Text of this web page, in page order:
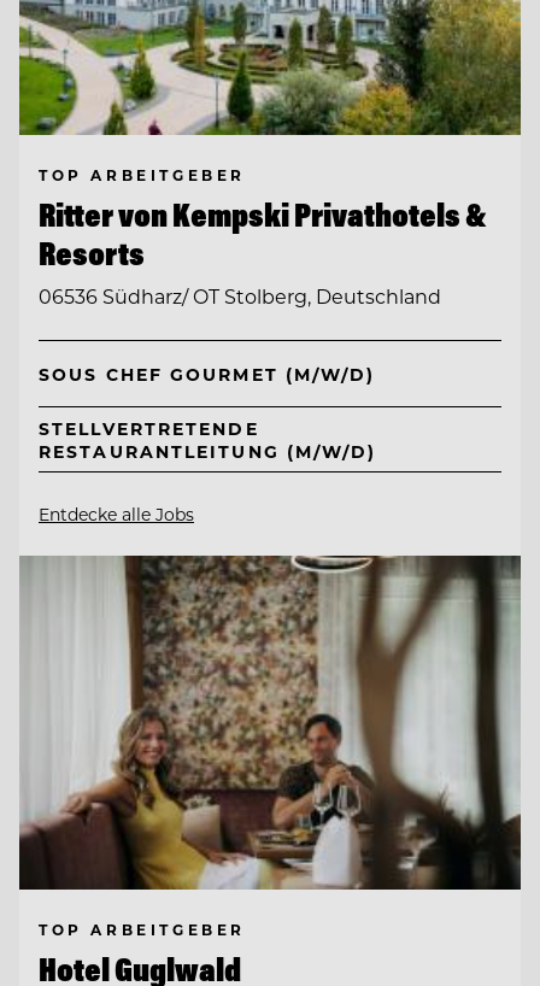
TOP ARBEITGEBER
Ritter von Kempski Privathotels &
Resorts
06536 Südharz/ OT Stolberg, Deutschland
SOUS CHEF GOURMET (M/W/D)
STELLVERTRETENDE
RESTAURANTLEITUNG (M/W/D)
Entdecke alle Jobs
TOP ARBEITGEBER
Hotel Guglwald